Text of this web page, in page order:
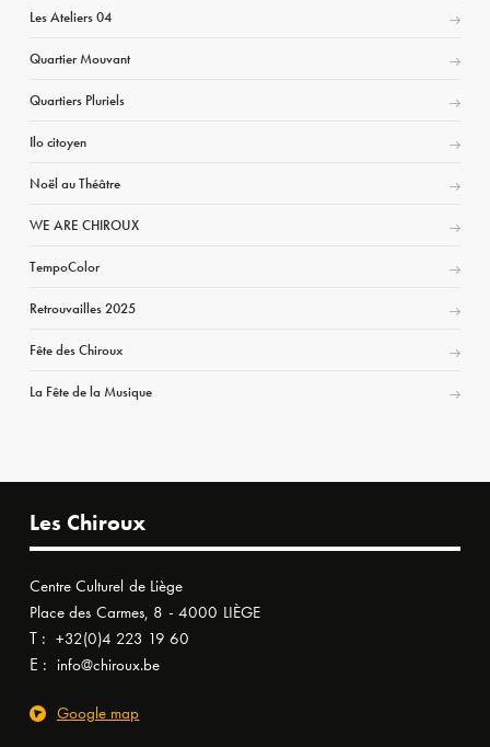
Les Ateliers 04
Quartier Mouvant
Quartiers Pluriels
Ilo citoyen
Noël au Théâtre
WE ARE CHIROUX
TempoColor
Retrouvailles 2025
Fête des Chiroux
La Fête de la Musique
Les Chiroux
Centre Culturel de Liège
Place des Carmes, 8 - 4000 LIÈGE
T : +32(0)4 223 19 60
E : info@chiroux.be
Google map